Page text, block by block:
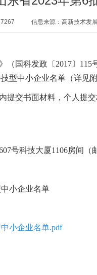
7267 信息来源： 高新技术发
（国科发政〔2017〕
型中小企业名单（详见
提交书面材料，个人提
号科技大厦1106房间（
小企业名单
小企业名单.pdf